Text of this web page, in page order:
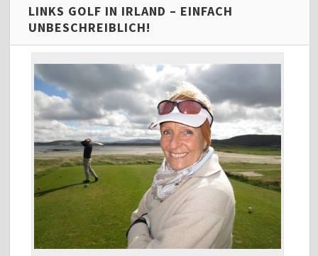
LINKS GOLF IN IRLAND – EINFACH
UNBESCHREIBLICH!